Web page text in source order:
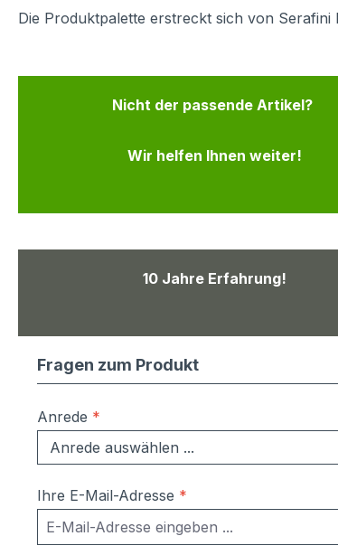
Die Produktpalette erstreckt sich von
Nicht der passende Artikel?
Wir helfen Ihnen weiter!
10 Jahre Erfahrung!
Fragen zum Produkt
Anrede *
Ihre E-Mail-Adresse *